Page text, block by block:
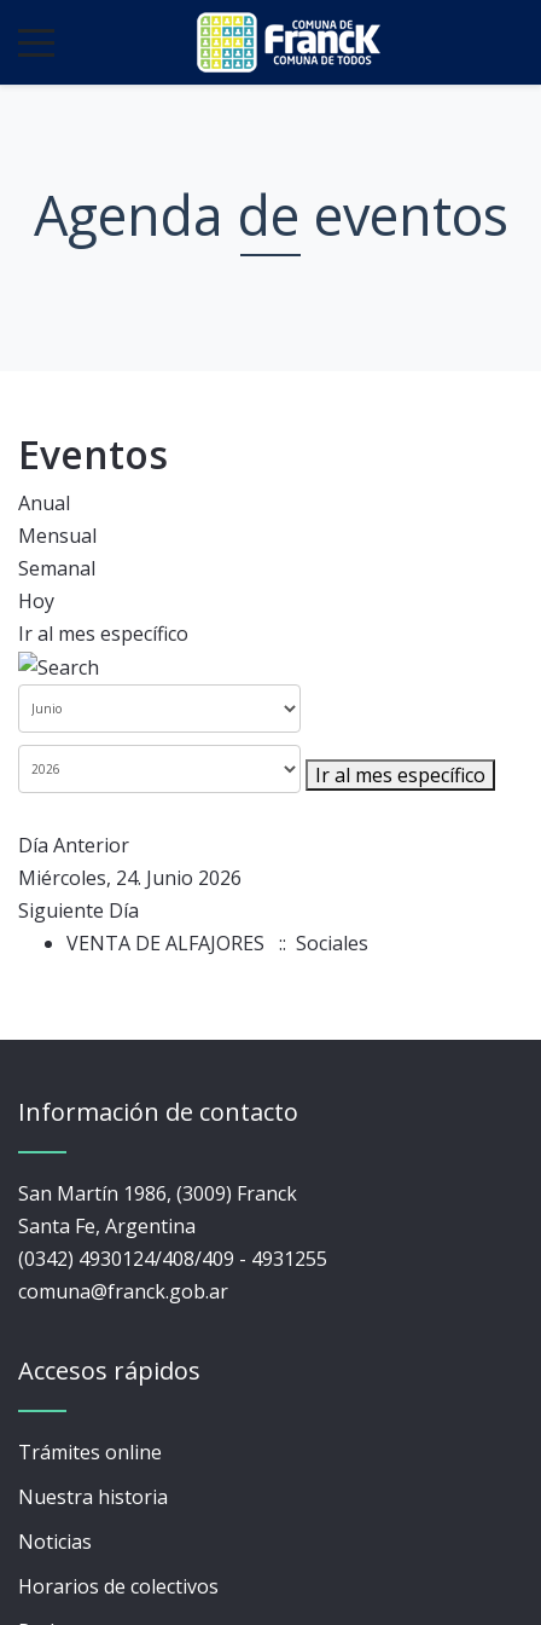
Agenda de eventos
Eventos
Anual
Mensual
Semanal
Hoy
Ir al mes específico
Ir al mes específico
Día Anterior
Miércoles, 24. Junio 2026
Siguiente Día
VENTA DE ALFAJORES :: Sociales
Información de contacto
San Martín 1986, (3009) Franck
Santa Fe, Argentina
(0342) 4930124/408/409 - 4931255
comuna@franck.gob.ar
Accesos rápidos
Trámites online
Nuestra historia
Noticias
Horarios de colectivos